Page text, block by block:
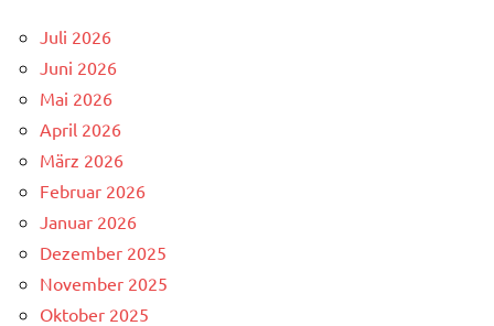
Juli 2026
Juni 2026
Mai 2026
April 2026
März 2026
Februar 2026
Januar 2026
Dezember 2025
November 2025
Oktober 2025